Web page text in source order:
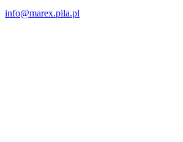
info@marex.pila.pl